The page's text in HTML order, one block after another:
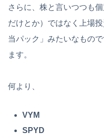
さらに、株と言いつつも
だけとか）ではなく上場
当パック」みたいなもの
ます。
何より、
VYM
SPYD